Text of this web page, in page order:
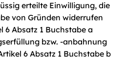
erteilte Einwilligung, die
von Gründen widerrufen
6 Absatz 1 Buchstabe a
bzw. -anbahnung
6 Absatz 1 Buchstabe b